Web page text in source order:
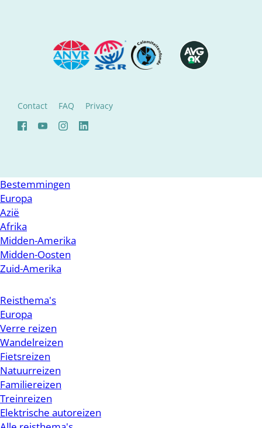
Contact FAQ Privacy
Bestemmingen
Europa
Azië
Afrika
Midden-Amerika
Midden-Oosten
Zuid-Amerika
Reisthema's
Europa
Verre reizen
Wandelreizen
Fietsreizen
Natuurreizen
Familiereizen
Treinreizen
Elektrische autoreizen